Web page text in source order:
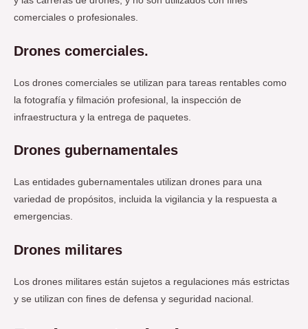
comerciales o profesionales.
Drones comerciales.
Los drones comerciales se utilizan para tareas rentables como
la fotografía y filmación profesional, la inspección de
infraestructura y la entrega de paquetes.
Drones gubernamentales
Las entidades gubernamentales utilizan drones para una
variedad de propósitos, incluida la vigilancia y la respuesta a
emergencias.
Drones militares
Los drones militares están sujetos a regulaciones más estrictas
y se utilizan con fines de defensa y seguridad nacional.